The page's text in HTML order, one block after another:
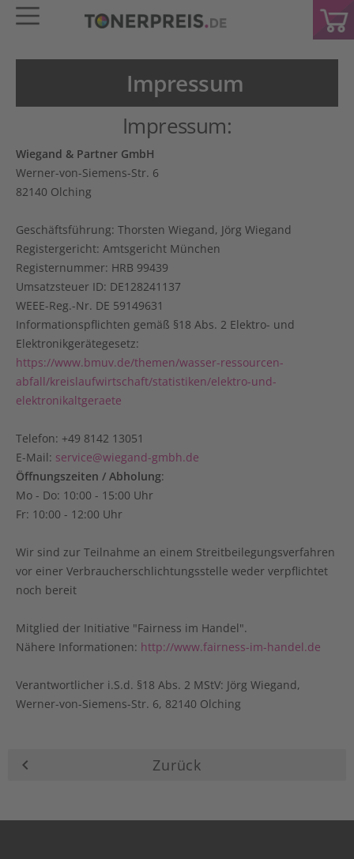
Impressum
Impressum:
Wiegand & Partner GmbH
Werner-von-Siemens-Str. 6
82140 Olching
Geschäftsführung: Thorsten Wiegand, Jörg Wiegand
Registergericht: Amtsgericht München
Registernummer: HRB 99439
Umsatzsteuer ID: DE128241137
WEEE-Reg.-Nr. DE 59149631
Informationspflichten gemäß §18 Abs. 2 Elektro- und
Elektronikgerätegesetz:
https://www.bmuv.de/themen/wasser-ressourcen-
abfall/kreislaufwirtschaft/statistiken/elektro-und-
elektronikaltgeraete
Telefon: +49 8142 13051
E-Mail: service@wiegand-gmbh.de
Öffnungszeiten / Abholung:
Mo - Do: 10:00 - 15:00 Uhr
Fr: 10:00 - 12:00 Uhr
Wir sind zur Teilnahme an einem Streitbeilegungsverfahren
vor einer Verbraucherschlichtungsstelle weder verpflichtet
noch bereit
Mitglied der Initiative "Fairness im Handel".
Nähere Informationen: http://www.fairness-im-handel.de
Verantwortlicher i.S.d. §18 Abs. 2 MStV: Jörg Wiegand,
Werner-von-Siemens-Str. 6, 82140 Olching
Zurück
keyboard_arrow_left